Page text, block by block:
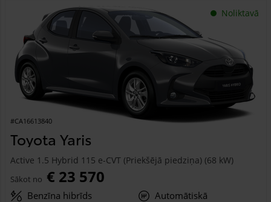
Noliktavā
#CA16613840
Toyota Yaris
Active 1.5 Hybrid 115 e-CVT (Priekšējā piedziņa) (68 kW)
Sākot no € 23 570
Benzīna hibrīds
Automātiskā